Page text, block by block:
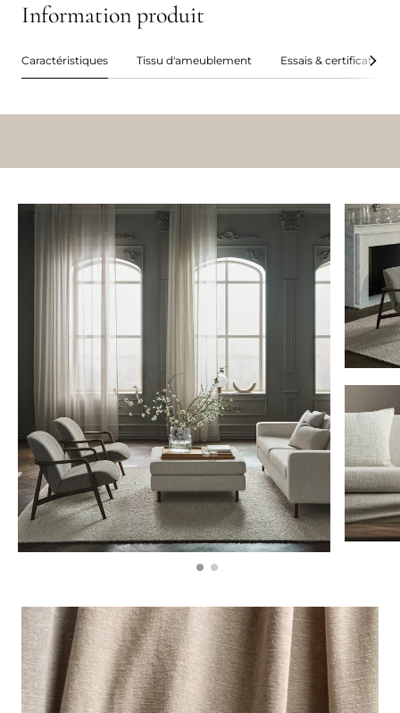
Information produit
Caractéristiques Tissu d'ameublement Essais & certifications